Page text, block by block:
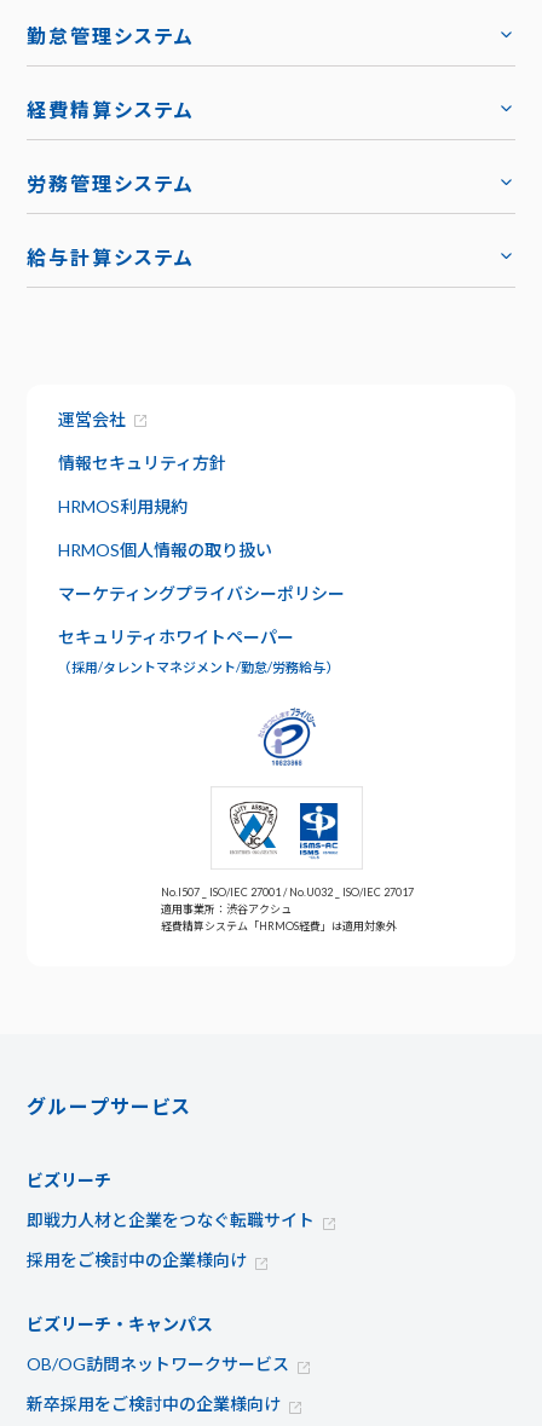
社内版ビズリーチ
料金
キャリア採用
導入事例
お役立ち資料
勤怠管理システム
日報管理
ワークフロー
経費精算システム
労務管理システム
年末調整
特長
セキュリティ
サポート
よくあるご質問
給与計算システム
運営会社
情報セキュリティ方針
HRMOS利用規約
HRMOS個人情報の取り扱い
マーケティングプライバシーポリシー
セキュリティホワイトペーパー
（採用/タレントマネジメント/勤怠/労務給与）
No.I507 _ ISO/IEC 27001 / No.U032 _ ISO/IEC 27017
適用事業所：渋谷アクシュ
経費精算システム「HRMOS経費」は適用対象外
グループサービス
ビズリーチ
即戦力人材と企業をつなぐ転職サイト
採用をご検討中の企業様向け
ビズリーチ・キャンパス
OB/OG訪問ネットワークサービス
新卒採用をご検討中の企業様向け